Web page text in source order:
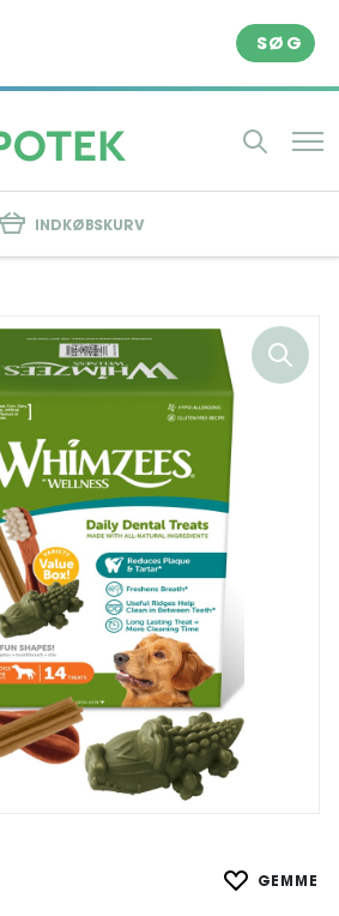
SØG
INDKØBSKURV
GEMME